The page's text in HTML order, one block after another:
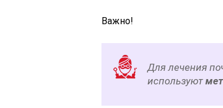
Важно!
Для лечения
используют